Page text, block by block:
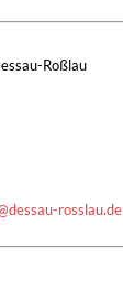
Roßlau
dessau-rosslau.de